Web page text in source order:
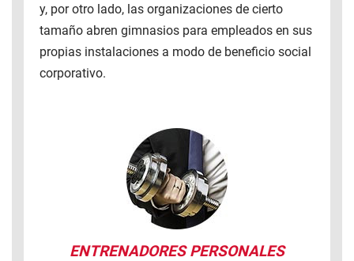
y, por otro lado, las organizaciones de cierto
tamaño abren gimnasios para empleados en sus
propias instalaciones a modo de beneficio social
corporativo.
ENTRENADORES PERSONALES